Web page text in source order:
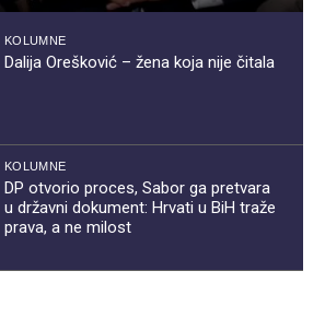
KOLUMNE
Dalija Orešković – žena koja nije čitala
KOLUMNE
DP otvorio proces, Sabor ga pretvara
u državni dokument: Hrvati u BiH traže
prava, a ne milost